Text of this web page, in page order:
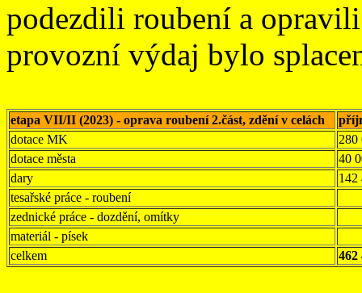
podezdili roubení a
provozní výdaj bylo
etapa VII/II (2023) - oprava roubení 2.část, zdění v celách
dotace MK
280
dotace města
40
dary
142
tesařské práce - roubení
zednické práce - dozdění, omítky
materiál - písek
celkem
462